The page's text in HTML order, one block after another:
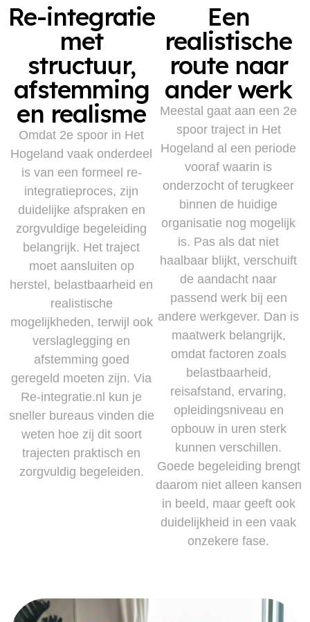
Re-integratie
met
structuur,
afstemming
en realisme
Omdat 2e spoor in Het
Hogeland vaak onderdeel
is van een formeel re-
integratieproces, zijn
duidelijke afspraken en
zorgvuldige begeleiding
belangrijk. Het traject
moet aansluiten op
herstel, belastbaarheid en
realistische
mogelijkheden, terwijl ook
verslaglegging en
afstemming goed
geregeld moeten zijn. Via
Re-integratie.nl kun je
sneller bureaus vinden die
weten hoe zij dit soort
trajecten praktisch en
zorgvuldig begeleiden.
Een
realistische
route naar
ander werk
Meestal gaat aan een 2e
spoor traject in Het
Hogeland al een periode
vooraf waarin is
onderzocht of terugkeer
binnen de huidige
organisatie nog mogelijk
is. Pas als dat niet
haalbaar blijkt, verschuift
de aandacht naar
passend werk bij een
andere werkgever. Dan is
maatwerk belangrijk,
omdat factoren zoals
belastbaarheid,
reisafstand, ervaring,
opleidingsniveau en
opbouw in uren sterk
kunnen verschillen.
Goede begeleiding brengt
daarom niet alleen kansen
in beeld, maar geeft ook
duidelijkheid in een vaak
onzekere fase.